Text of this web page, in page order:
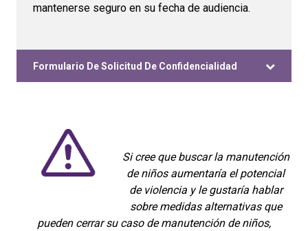
mantenerse seguro en su fecha de audiencia.
Formulario De Solicitud De Confidencialidad
Si cree que buscar la manutención
de niños aumentaría el potencial
de violencia y le gustaría hablar
sobre medidas alternativas que
pueden cerrar su caso de manutención de niños,